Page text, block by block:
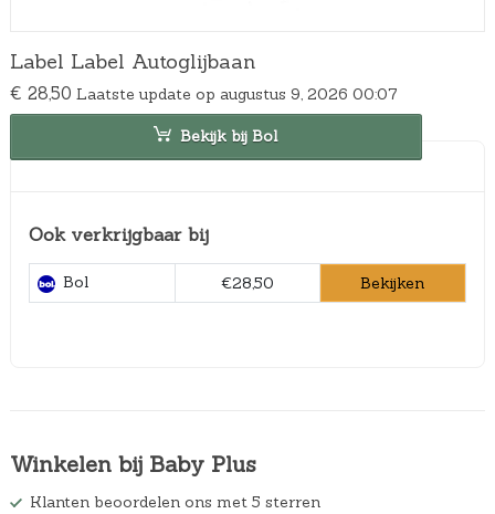
Label Label Autoglijbaan
€ 28,50 Laatste update op augustus 9, 2026 00:07
Bekijk bij Bol
Ook verkrijgbaar bij
Bol €28,50 Bekijken
Winkelen bij Baby Plus
Klanten beoordelen ons met 5 sterren